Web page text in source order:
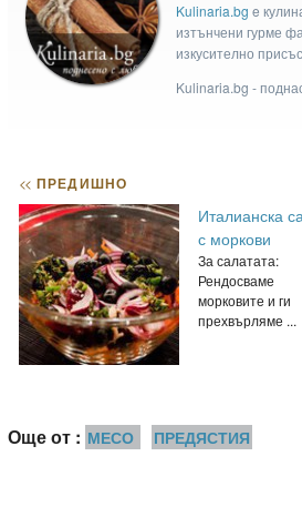
Kulinaria.bg e
изтънчени гурме
изкусително
Kulinaria.bg -
<< ПРЕДИШНО
Италианска
с моркови
За салатата:
Рендосваме
морковите и ги
прехвърляме ...
Още от : МЕСО ПРЕДЯСТИЯ